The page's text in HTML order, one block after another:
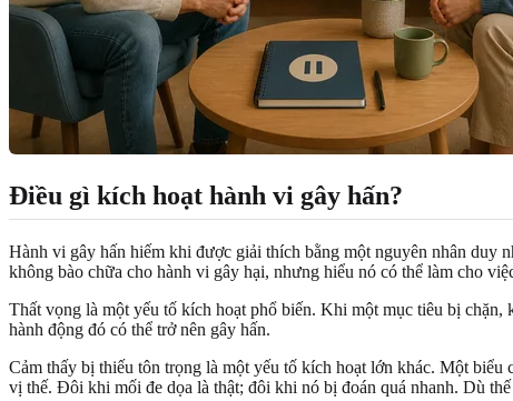
Điều gì kích hoạt hành vi gây hấn?
Hành vi gây hấn hiếm khi được giải thích bằng một nguyên nhân duy
không bào chữa cho hành vi gây hại, nhưng hiểu nó có thể làm cho
Thất vọng là một yếu tố kích hoạt phổ biến. Khi một mục tiêu bị
hành động đó có thể trở nên gây hấn.
Cảm thấy bị thiếu tôn trọng là một yếu tố kích hoạt lớn khác. Một
vị thế. Đôi khi mối đe dọa là thật; đôi khi nó bị đoán quá nhanh. Dù